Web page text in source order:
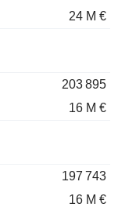
24 M €
203 895
16 M €
197 743
16 M €